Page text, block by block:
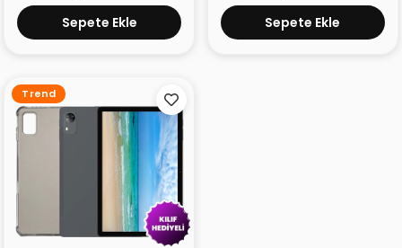
Sepete Ekle Sepete Ekle
Trend